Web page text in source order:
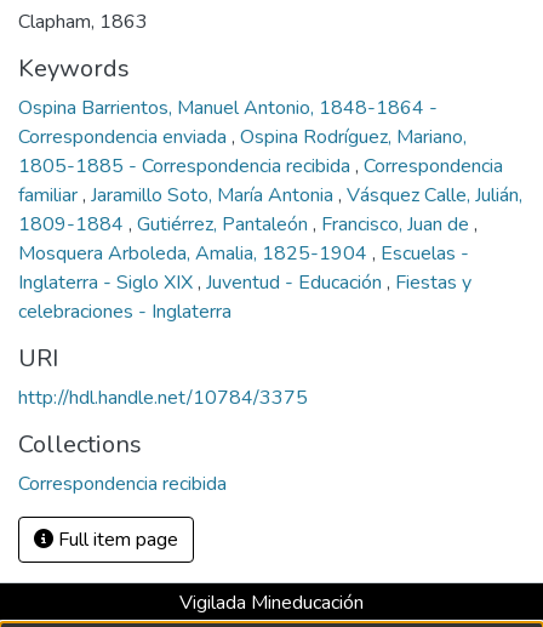
Clapham, 1863
Keywords
Ospina Barrientos, Manuel Antonio, 1848-1864 -
Correspondencia enviada , Ospina Rodríguez, Mariano,
1805-1885 - Correspondencia recibida , Correspondencia
familiar, Jaramillo Soto, María Antonia , Vásquez Calle, Julián,
1809-1884 , Gutiérrez, Pantaleón , Francisco, Juan de ,
Mosquera Arboleda, Amalia, 1825-1904 , Escuelas -
Inglaterra - Siglo XIX, Juventud - Educación , Fiestas y
celebraciones - Inglaterra
URI
http://hdl.handle.net/10784/3375
Collections
Correspondencia recibida
Full item page
Vigilada Mineducación